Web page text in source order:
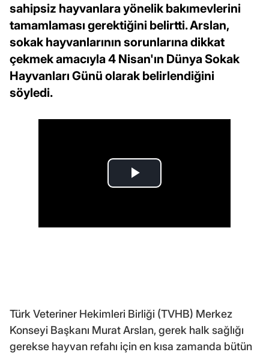
sahipsiz hayvanlara yönelik bakımevlerini
tamamlaması gerektiğini belirtti. Arslan,
sokak hayvanlarının sorunlarına dikkat
çekmek amacıyla 4 Nisan'ın Dünya Sokak
Hayvanları Günü olarak belirlendiğini
söyledi.
Türk Veteriner Hekimleri Birliği (TVHB) Merkez
Konseyi Başkanı Murat Arslan, gerek halk sağlığı
gerekse hayvan refahı için en kısa zamanda bütün